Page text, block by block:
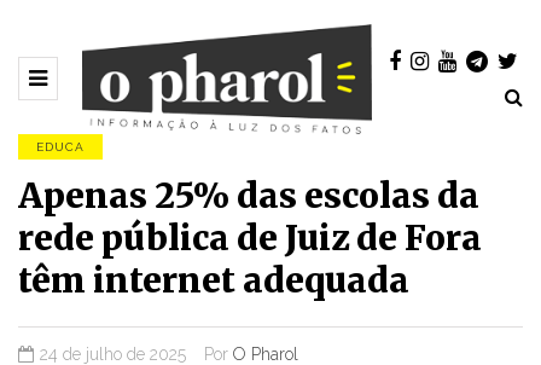
EDUCA
Apenas 25% das escolas da
rede pública de Juiz de Fora
têm internet adequada
24 de julho de 2025 Por O Pharol